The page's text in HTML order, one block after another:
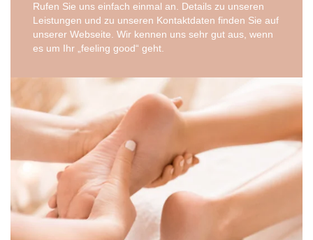
Rufen Sie uns ein­fach ein­mal an. Details zu unse­ren
Leis­tun­gen und zu unse­ren Kon­takt­da­ten fin­den Sie auf
unse­rer Web­sei­te. Wir ken­nen uns sehr gut aus, wenn
es um Ihr „fee­ling good“ geht.